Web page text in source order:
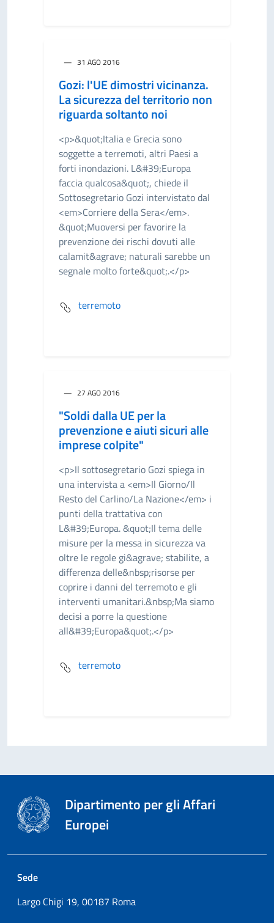
31 AGO 2016
Gozi: l'UE dimostri vicinanza.
La sicurezza del territorio non
riguarda soltanto noi
<p>&quot;Italia e Grecia sono
soggette a terremoti, altri Paesi a
forti inondazioni. L&#39;Europa
faccia qualcosa&quot;, chiede il
Sottosegretario Gozi intervistato dal
<em>Corriere della Sera</em>.
&quot;Muoversi per favorire la
prevenzione dei rischi dovuti alle
calamit&agrave; naturali sarebbe un
segnale molto forte&quot;.</p>
terremoto
27 AGO 2016
"Soldi dalla UE per la
prevenzione e aiuti sicuri alle
imprese colpite"
<p>Il sottosegretario Gozi spiega in
una intervista a <em>Il Giorno/Il
Resto del Carlino/La Nazione</em> i
punti della trattativa con
L&#39;Europa. &quot;Il tema delle
misure per la messa in sicurezza va
oltre le regole gi&agrave; stabilite, a
differenza delle&nbsp;risorse per
coprire i danni del terremoto e gli
interventi umanitari.&nbsp;Ma siamo
decisi a porre la questione
all&#39;Europa&quot;.</p>
terremoto
Dipartimento per gli Affari
Europei
Sede
Largo Chigi 19, 00187 Roma